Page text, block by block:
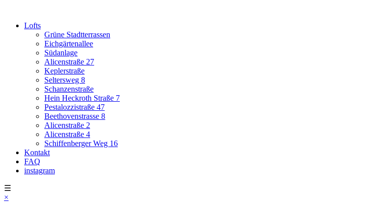
Lofts
Grüne Stadtterrassen
Eichgärtenallee
Südanlage
Alicenstraße 27
Keplerstraße
Seltersweg 8
Schanzenstraße
Hein Heckroth Straße 7
Pestalozzistraße 47
Beethovenstrasse 8
Alicenstraße 2
Alicenstraße 4
Schiffenberger Weg 16
Kontakt
FAQ
instagram
☰
×